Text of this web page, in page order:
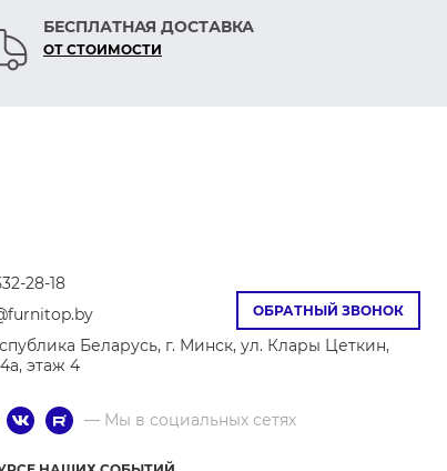
БЕСПЛАТНАЯ ДОСТАВКА
ОТ СТОИМОСТИ
ОБРАТНЫЙ ЗВОНОК
28-18
Беларусь, г. Минск, ул. Клары Цеткин,
этаж 4
— Мы в социальных сетях